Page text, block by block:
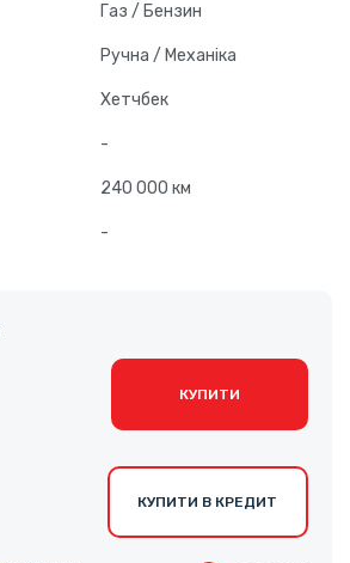
Газ / Бензин
Ручна / Механіка
Хетчбек
-
240 000 км
-
КУПИТИ
КУПИТИ В КРЕДИТ